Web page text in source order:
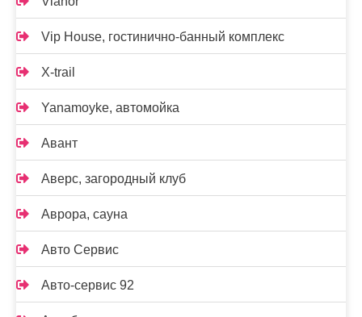
Vip House, гостинично-банный комплекс
X-trail
Yanamoyke, автомойка
Авант
Аверс, загородный клуб
Аврора, сауна
Авто Сервис
Авто-сервис 92